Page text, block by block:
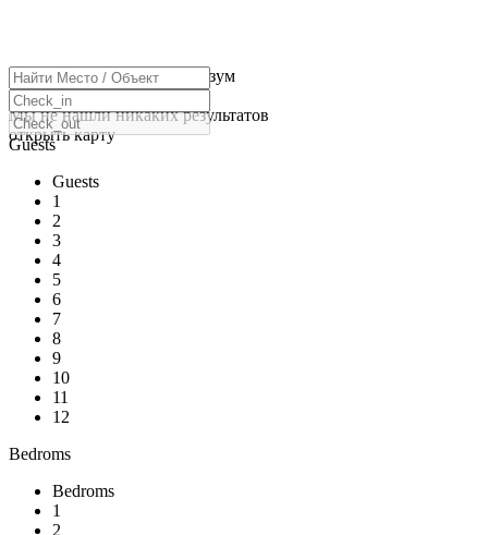
нажмите, чтобы включить зум
Загрузка карт
Мы не нашли никаких результатов
открыть карту
Guests
Guests
1
2
3
4
5
6
7
8
9
10
11
12
Bedroms
Bedroms
1
2